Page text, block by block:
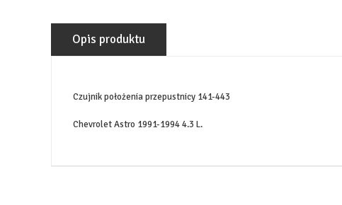
Opis produktu
Czujnik położenia przepustnicy 141-443
Chevrolet Astro 1991-1994 4.3 L.